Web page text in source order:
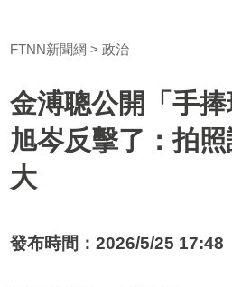
FTNN新聞網 政治
金溥聰公開「手
旭岑反擊了：拍
大
發布時間：2026/5/25 17:48